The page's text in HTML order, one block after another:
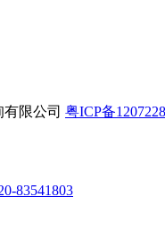
限公司 粤ICP备
83541803